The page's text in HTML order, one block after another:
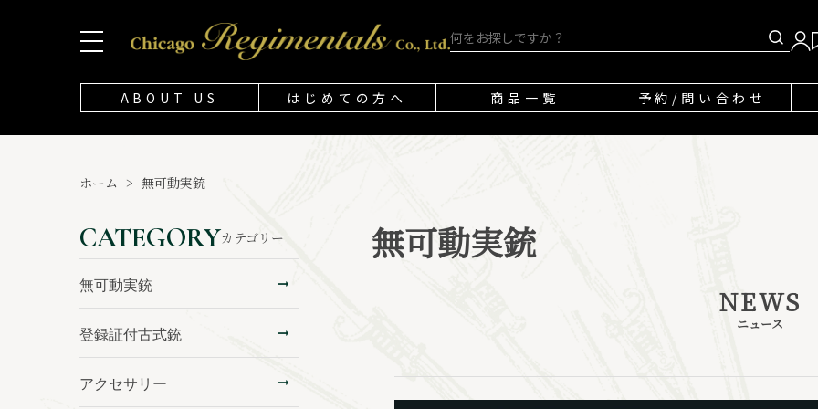
ABOUT US はじめての方へ 商品一覧 予約/問い合わせ
ホーム > 無可動実銃
CATEGORYカテゴリー
無可動実銃
登録証付古式銃
アクセサリー
無可動実銃
NEWS
ニュース